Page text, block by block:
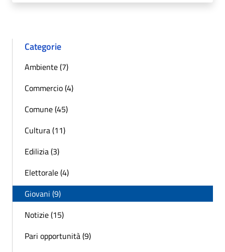
Categorie
Ambiente (7)
Commercio (4)
Comune (45)
Cultura (11)
Edilizia (3)
Elettorale (4)
Giovani (9)
Notizie (15)
Pari opportunità (9)